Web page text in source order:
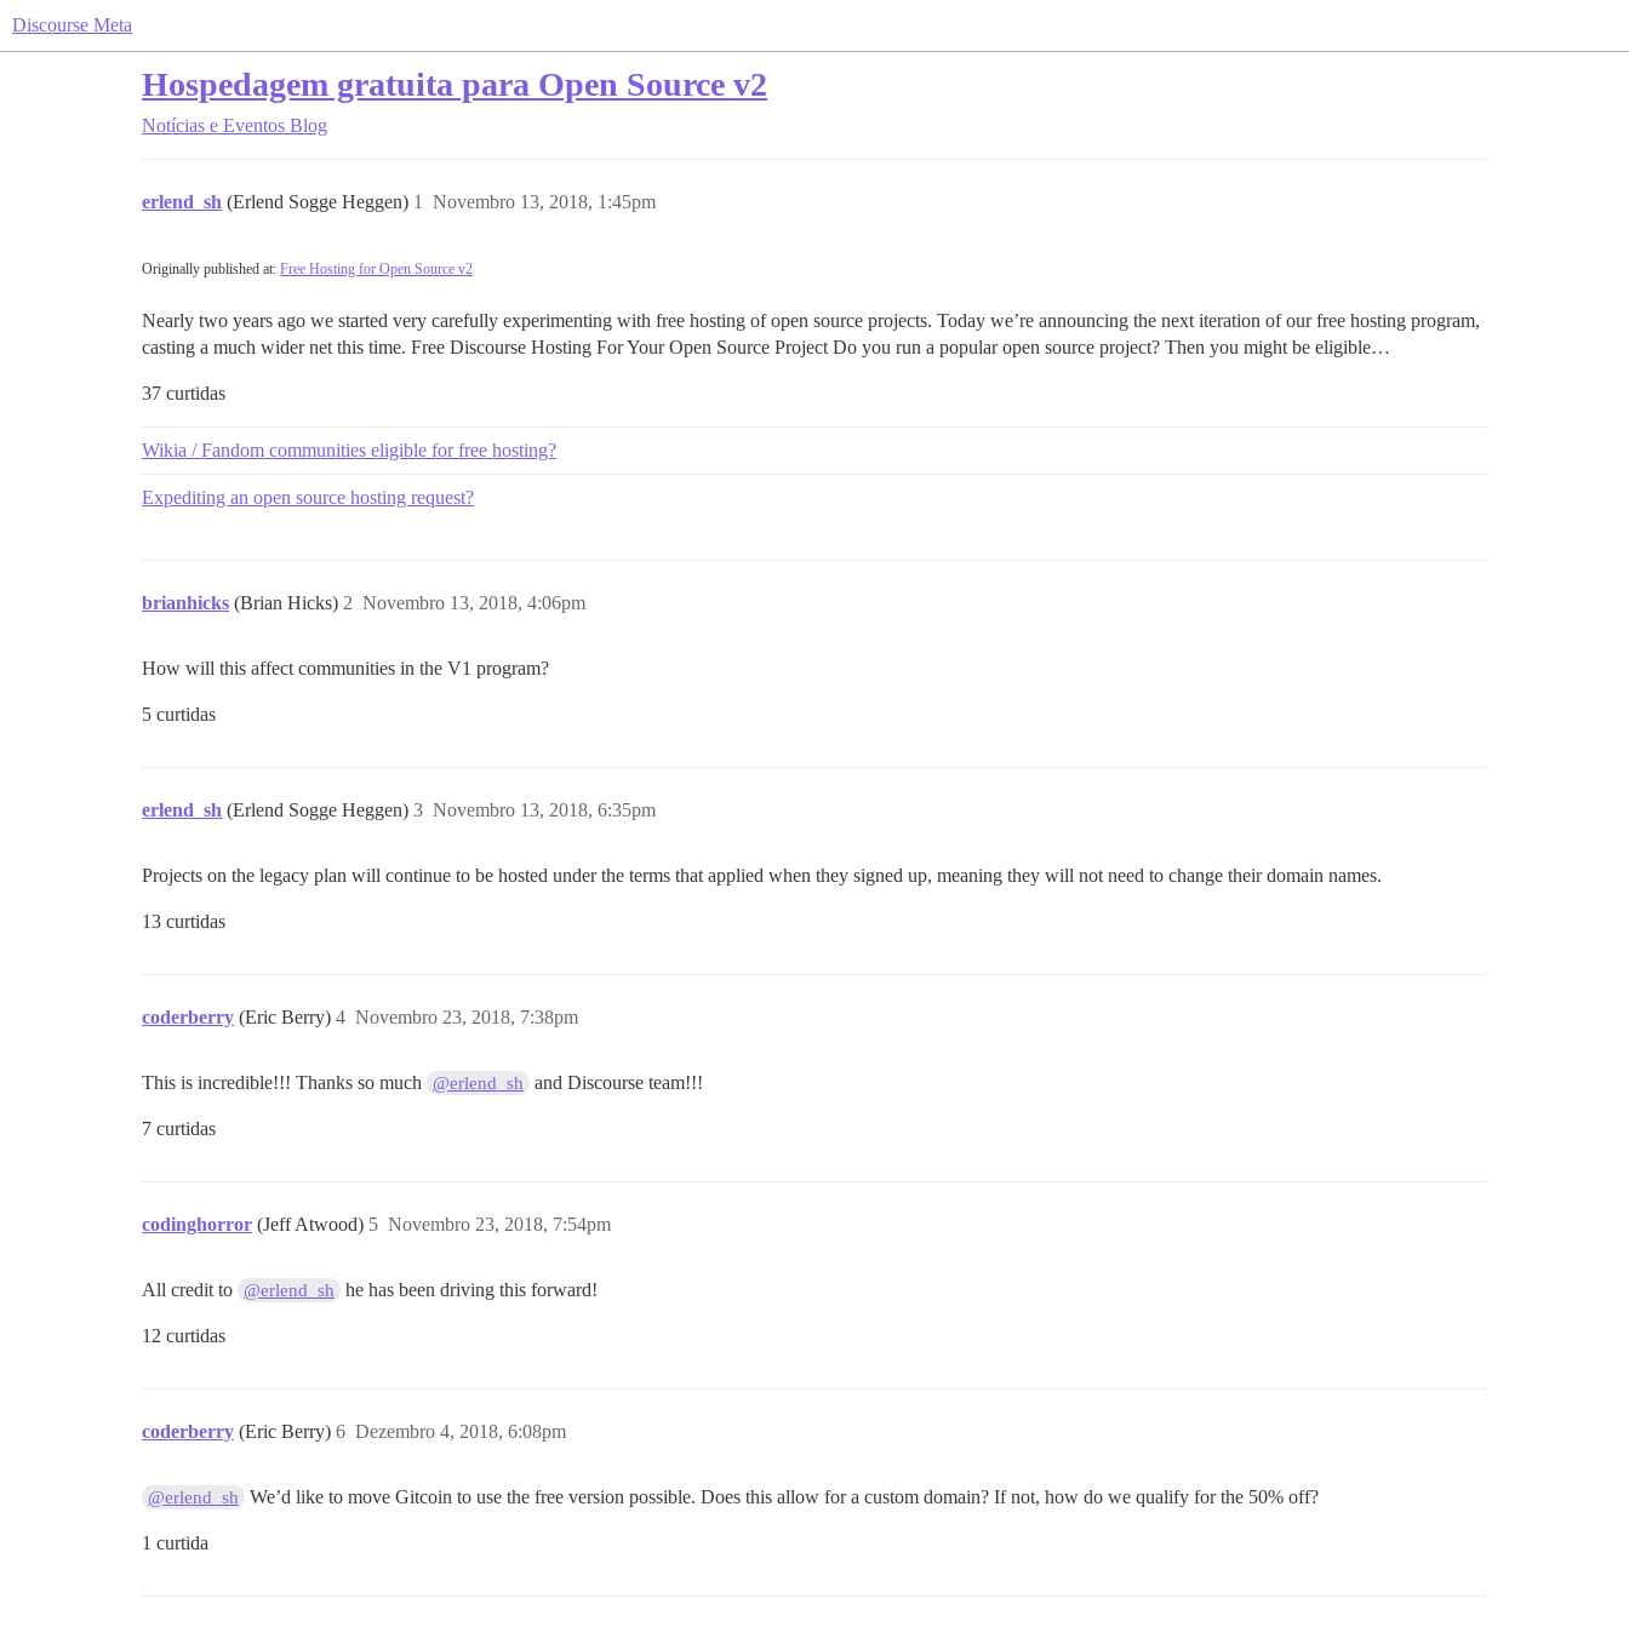
Discourse Meta
Hospedagem gratuita para Open Source v2
Notícias e Eventos Blog
erlend_sh (Erlend Sogge Heggen) Novembro 13, 2018, 1:45pm
1
Originally published at: Free Hosting for Open Source v2
Nearly two years ago we started very carefully experimenting with free hosting of open source projects. Today we’re announcing the next iteration of our free hosting program,
casting a much wider net this time. Free Discourse Hosting For Your Open Source Project Do you run a popular open source project? Then you might be eligible…
37 curtidas
Wikia / Fandom communities eligible for free hosting?
Expediting an open source hosting request?
brianhicks (Brian Hicks) Novembro 13, 2018, 4:06pm
2
How will this affect communities in the V1 program?
5 curtidas
erlend_sh (Erlend Sogge Heggen) Novembro 13, 2018, 6:35pm
3
Projects on the legacy plan will continue to be hosted under the terms that applied when they signed up, meaning they will not need to change their domain names.
13 curtidas
coderberry (Eric Berry) Novembro 23, 2018, 7:38pm
4
This is incredible!!! Thanks so much @erlend_sh and Discourse team!!!
7 curtidas
codinghorror (Jeff Atwood) Novembro 23, 2018, 7:54pm
5
All credit to @erlend_sh he has been driving this forward!
12 curtidas
coderberry (Eric Berry) Dezembro 4, 2018, 6:08pm
6
@erlend_sh We’d like to move Gitcoin to use the free version possible. Does this allow for a custom domain? If not, how do we qualify for the 50% off?
1 curtida